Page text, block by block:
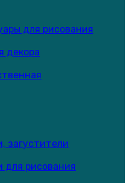
для рисования
декора
загустители
для рисования